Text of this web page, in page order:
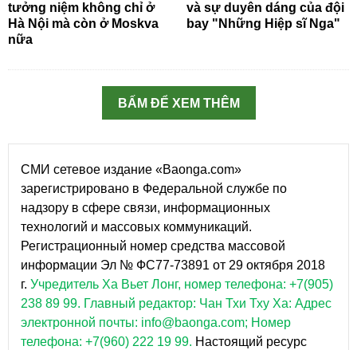
tưởng niệm không chỉ ở
Hà Nội mà còn ở Moskva
nữa
và sự duyên dáng của đội
bay "Những Hiệp sĩ Nga"
BẤM ĐỂ XEM THÊM
СМИ сетевое издание «Baonga.com»
зарегистрировано в Федеральной службе по
надзору в сфере связи, информационных
технологий и массовых коммуникаций.
Регистрационный номер средства массовой
информации Эл № ФС77-73891 от 29 октября 2018
г. Учредитель Ха Вьет Лонг, номер телефона: +7(905)
238 89 99. Главный редактор: Чан Тхи Тху Ха: Адрес
электронной почты: info@baonga.com; Номер
телефона: +7(960) 222 19 99. Настоящий ресурс